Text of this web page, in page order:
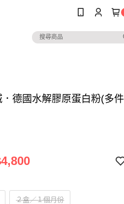
．德國水解膠原蛋白粉(多件
２盒／１個月份